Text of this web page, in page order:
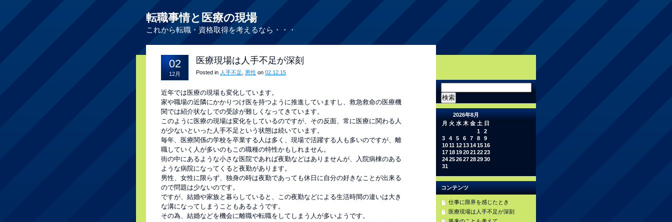
転職事情と医療の現場
これから転職・資格取得を考えるなら・・・
02
12月
医療現場は人手不足が深刻
Posted in 人手不足 男性 on 02.12.15
近年では医療の現場も変化しています。
家や職場の近隣にかかりつけ医を持つように推進していますし、救急救命の医療機
関では紹介状なしでの受診が難しくなってきています。
このように医療の現場は変化をしているのですが、その反面、常に医療に関わる人
が少ないといった人手不足という状態は続いています。
毎年、医療関係の学校を卒業する人は多く、現場で活躍する人も多いのですが、離
職していく人が多いのもこの職種の特性かもしれません。
街の中にあるような小さな医院であれば夜勤などはありませんが、入院病棟のある
ような病院になってくると夜勤があります。
男性、女性に限らず、独身の時は夜勤であっても休日に自分の好きなことが出来る
ので問題は少ないのです。
ですが、結婚や家族と暮らしていると、この夜勤などによる生活時間の違いは大き
な溝になってしまうこともあるようです。
その為、結婚などを機会に離職や転職をしてしまう人が多いようです。
索:
2026年8月
月 火 水 木 金 土 日
1
2
3
4 5 6 7 8
9
1011 1213141516
17181920212223
24252627282930
31
コンテンツ
仕事に限界を感じたとき
医療現場は人手不足が深刻